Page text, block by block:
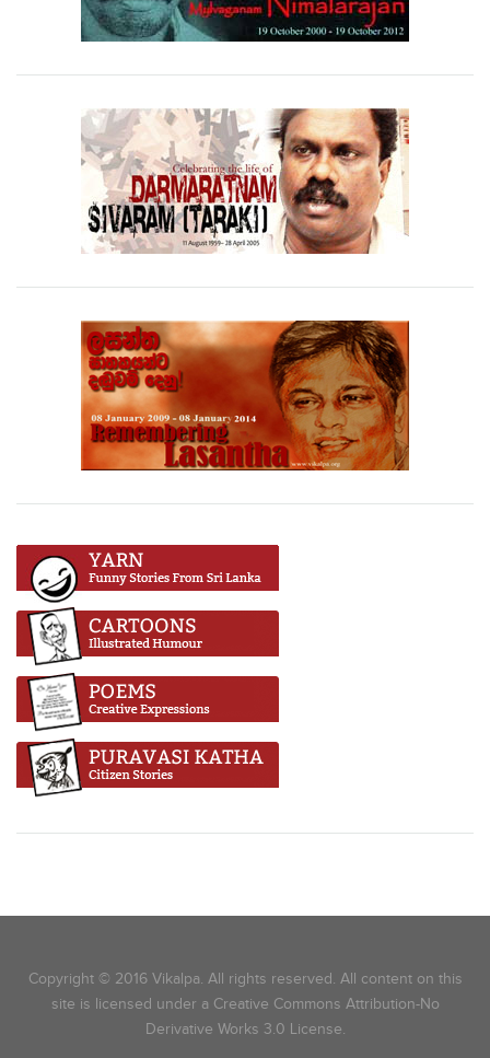
Copyright © 2016 Vikalpa. All rights reserved. All content on this
site is licensed under a Creative Commons Attribution-No
Derivative Works 3.0 License.